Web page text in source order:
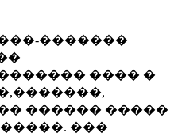
�������
���� �
������ �����
���